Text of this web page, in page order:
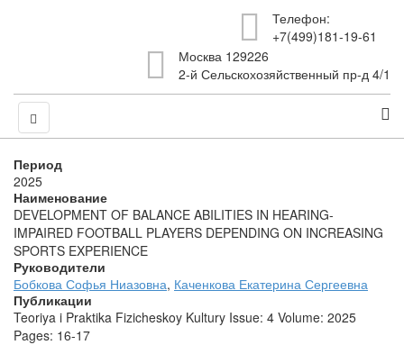
Телефон:
+7(499)181-19-61
Москва 129226
2-й Сельскохозяйственный пр-д 4/1
Период
2025
Наименование
DEVELOPMENT OF BALANCE ABILITIES IN HEARING-
IMPAIRED FOOTBALL PLAYERS DEPENDING ON INCREASING
SPORTS EXPERIENCE
Руководители
Бобкова Софья Ниазовна, Каченкова Екатерина Сергеевна
Публикации
Teoriya i Praktika Fizicheskoy Kultury Issue: 4 Volume: 2025
Pages: 16-17